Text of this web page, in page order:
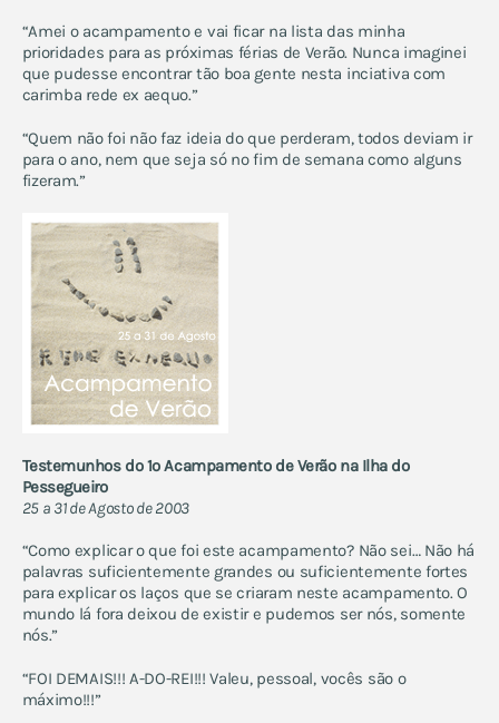
“Amei o acampamento e vai ficar na lista das minha
prioridades para as próximas férias de Verão. Nunca imaginei
que pudesse encontrar tão boa gente nesta inciativa com
carimba rede ex aequo.”
“Quem não foi não faz ideia do que perderam, todos deviam ir
para o ano, nem que seja só no fim de semana como alguns
fizeram.”
Testemunhos do 1º Acampamento de Verão na Ilha do
Pessegueiro
25 a 31 de Agosto de 2003
“Como explicar o que foi este acampamento? Não sei… Não há
palavras suficientemente grandes ou suficientemente fortes
para explicar os laços que se criaram neste acampamento. O
mundo lá fora deixou de existir e pudemos ser nós, somente
nós.”
“FOI DEMAIS!!! A-DO-REI!!! Valeu, pessoal, vocês são o
máximo!!!”